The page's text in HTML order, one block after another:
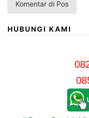
HUBUNGI KAMI